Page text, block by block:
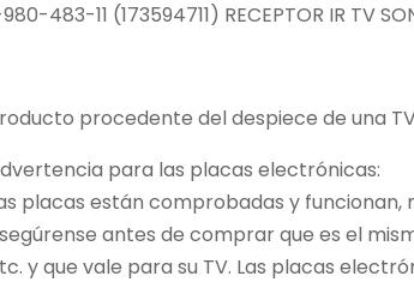
483-11 (173594711) RECEPTOR IR TV
procedente del despiece de una
para las placas electrónicas:
placas están comprobadas y funcionan,
antes de comprar que es el
y que vale para su TV. Las placas